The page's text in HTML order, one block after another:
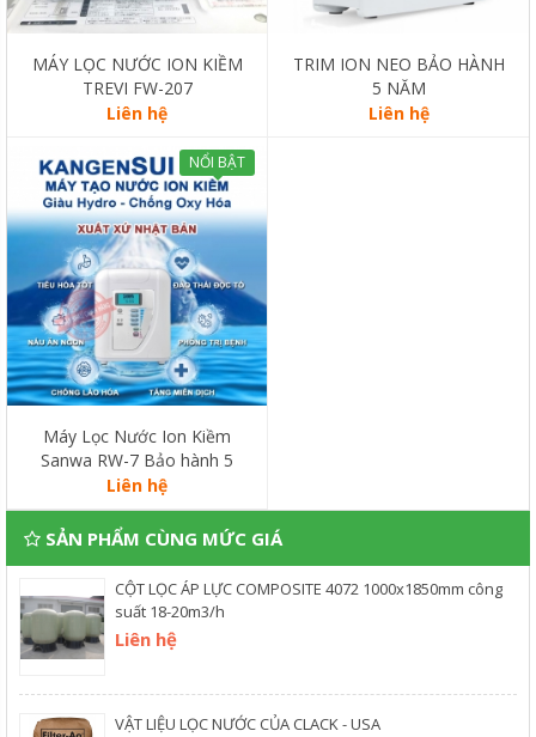
MÁY LỌC NƯỚC ION KIỀM
TREVI FW-207
Liên hệ
TRIM ION NEO BẢO HÀNH
5 NĂM
Liên hệ
NỔI BẬT
Máy Lọc Nước Ion Kiềm
Sanwa RW-7 Bảo hành 5
năm
Liên hệ
SẢN PHẨM CÙNG MỨC GIÁ
CỘT LỌC ÁP LỰC COMPOSITE 4072 1000x1850mm công
suất 18-20m3/h
Liên hệ
VẬT LIỆU LỌC NƯỚC CỦA CLACK - USA